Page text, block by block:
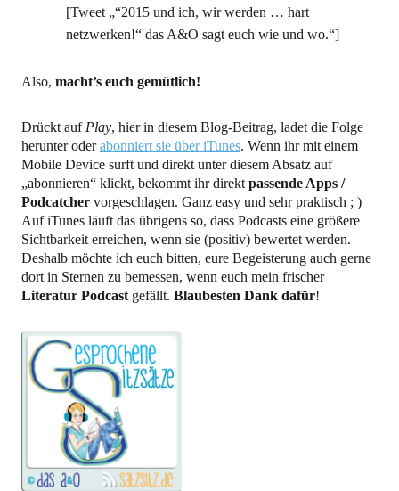
[Tweet „“2015 und ich, wir werden … hart
netzwerken!“ das A&O sagt euch wie und wo.“]
Also, macht’s euch gemütlich!
Drückt auf Play, hier in diesem Blog-Beitrag, ladet die Folge
herunter oderabonniert sie über iTunes. Wenn ihr mit einem
Mobile Device surft und direkt unter diesem Absatz auf
„abonnieren“ klickt, bekommt ihr direkt passende Apps /
Podcatchervorgeschlagen. Ganz easy und sehr praktisch ; )
Auf iTunes läuft das übrigens so, dass Podcasts eine größere
Sichtbarkeit erreichen, wenn sie (positiv) bewertet werden.
Deshalb möchte ich euch bitten, eure Begeisterung auch gerne
dort in Sternen zu bemessen, wenn euch mein frischer
Literatur Podcastgefällt. Blaubesten Dank dafür!